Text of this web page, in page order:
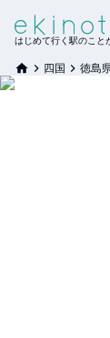
はじめて行く駅のこと
四国 徳島